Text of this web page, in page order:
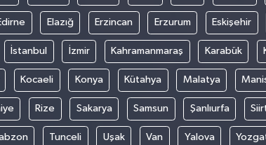
Elazığ Erzincan Erzurum Eskişehir
İstanbul İzmir Kahramanmaraş Karabük
Kocaeli Konya Kütahya Malatya
Rize Sakarya Samsun Şanlıurfa
Tunceli Uşak Van Yalova